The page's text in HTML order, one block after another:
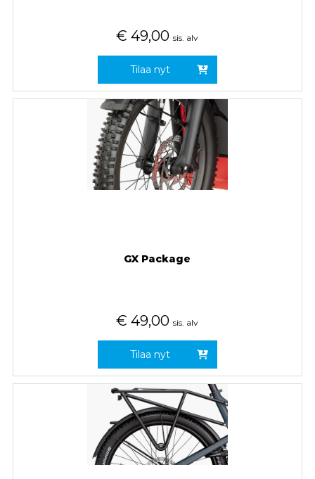
€ 49,00 sis. alv
Tilaa nyt
GX Package
€ 49,00 sis. alv
Tilaa nyt